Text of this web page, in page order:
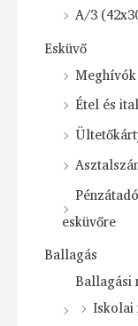
A/3
Esküvő
Meghívók
Étel és
esküvőre
Ballagás
Ballagási
Iskolai